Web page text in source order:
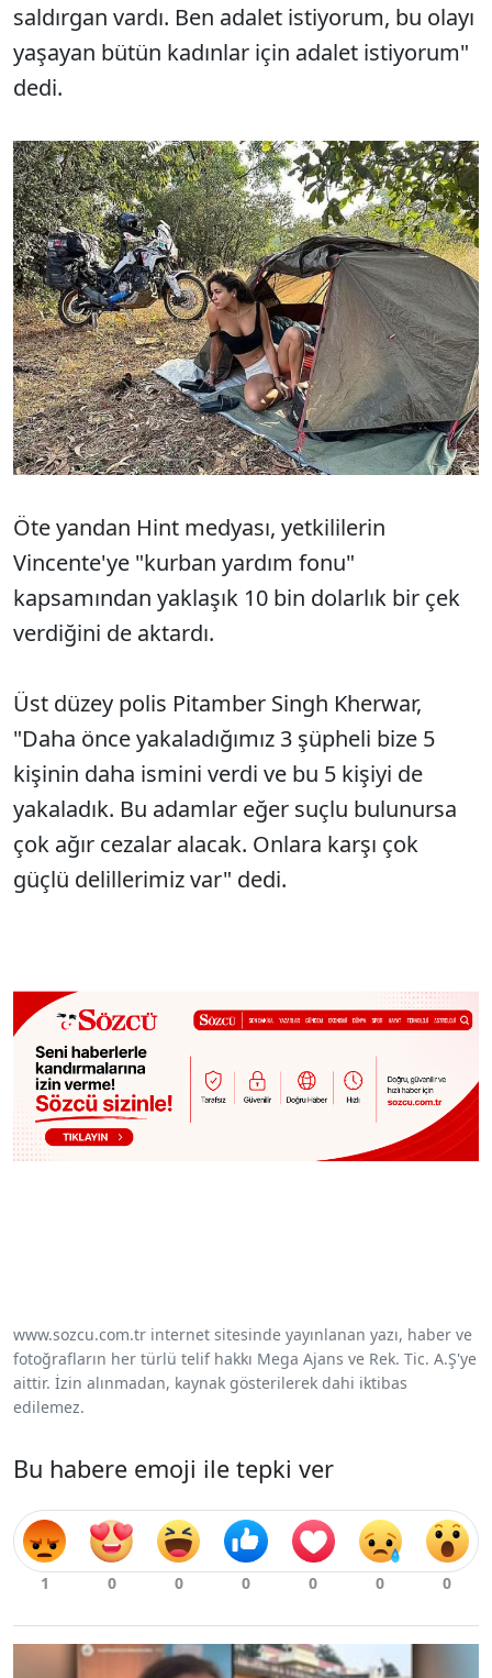
saldırgan vardı. Ben adalet istiyorum, bu olayı
yaşayan bütün kadınlar için adalet istiyorum"
dedi.
Öte yandan Hint medyası, yetkililerin
Vincente'ye "kurban yardım fonu"
kapsamından yaklaşık 10 bin dolarlık bir çek
verdiğini de aktardı.
Üst düzey polis Pitamber Singh Kherwar,
"Daha önce yakaladığımız 3 şüpheli bize 5
kişinin daha ismini verdi ve bu 5 kişiyi de
yakaladık. Bu adamlar eğer suçlu bulunursa
çok ağır cezalar alacak. Onlara karşı çok
güçlü delillerimiz var" dedi.
www.sozcu.com.tr internet sitesinde yayınlanan yazı, haber ve
fotoğrafların her türlü telif hakkı Mega Ajans ve Rek. Tic. A.Ş'ye
aittir. İzin alınmadan, kaynak gösterilerek dahi iktibas
edilemez.
Bu habere emoji ile tepki ver